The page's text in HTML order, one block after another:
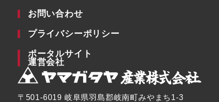
お問い合わせ
プライバシーポリシー
ポータルサイト
運営会社
〒501-6019 岐阜県羽島郡岐南町みやまち1-3